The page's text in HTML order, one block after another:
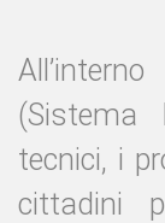
(Sistema
tecnici, i
cittadini